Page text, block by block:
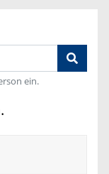
ein.